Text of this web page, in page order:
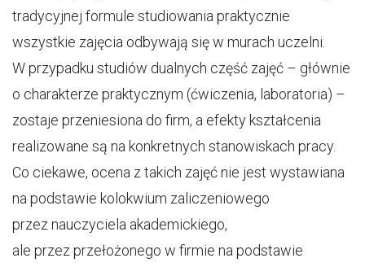
tradycyjnej formule studiowania praktycznie
wszystkie zajęcia odbywają się w murach uczelni.
W przypadku studiów dualnych część zajęć – głównie
o charakterze praktycznym (ćwiczenia, laboratoria) –
zostaje przeniesiona do firm, a efekty kształcenia
realizowane są na konkretnych stanowiskach pracy.
Co ciekawe, ocena z takich zajęć nie jest wystawiana
na podstawie kolokwium zaliczeniowego
przez nauczyciela akademickiego,
ale przez przełożonego w firmie na podstawie